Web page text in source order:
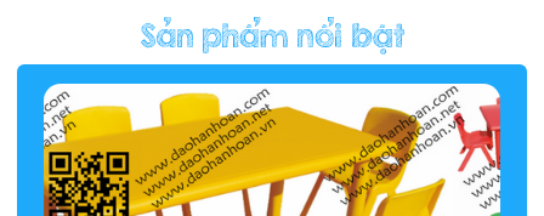
Hàng rào/nhà banh 9H5412